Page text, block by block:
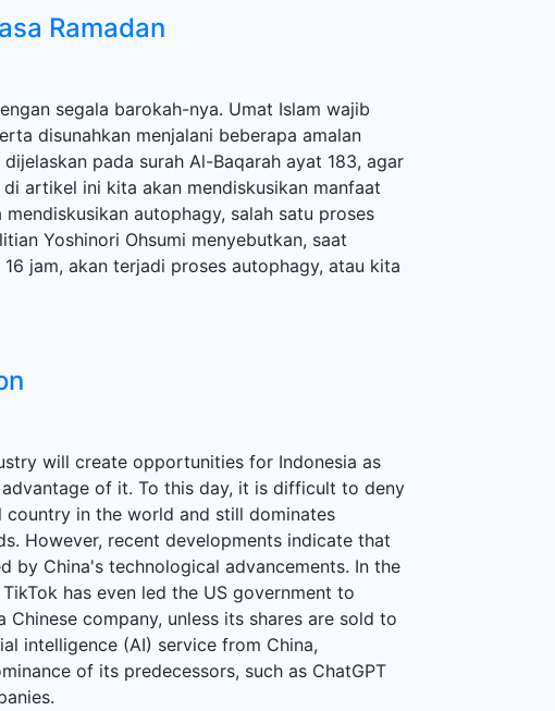
Ramadan
segala barokah-nya. Umat Islam wajib
disunahkan menjalani beberapa amalan
pada surah Al-Baqarah ayat 183, agar
artikel ini kita akan mendiskusikan manfaat
autophagy, salah satu proses
Yoshinori Ohsumi menyebutkan, saat
jam, akan terjadi proses autophagy, atau kita
will create opportunities for Indonesia as
of it. To this day, it is difficult to deny
in the world and still dominates
However, recent developments indicate that
by China's technological advancements. In the
has even led the US government to
company, unless its shares are sold to
intelligence (AI) service from China,
of its predecessors, such as ChatGPT